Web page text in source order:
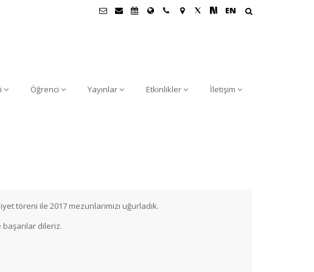
EN
Öğrenci Yayınlar Etkinlikler İletişim
töreni ile 2017 mezunlarımızı uğurladık.
dileriz.